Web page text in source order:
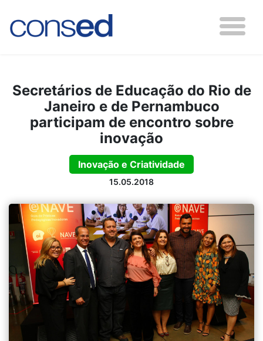
Secretários de Educação do Rio de
Janeiro e de Pernambuco
participam de encontro sobre
inovação
Inovação e Criatividade
15.05.2018